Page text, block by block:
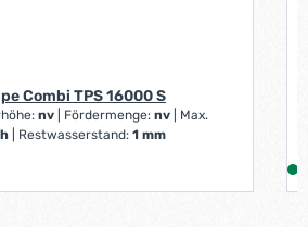
Combi TPS 16000 S
nv Fördermenge:nv
Restwasserstand:1 mm